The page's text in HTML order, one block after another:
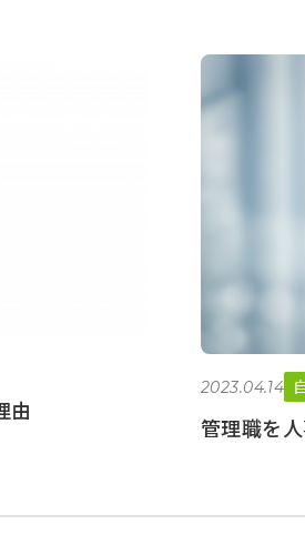
由
2023.04.14
管理職を